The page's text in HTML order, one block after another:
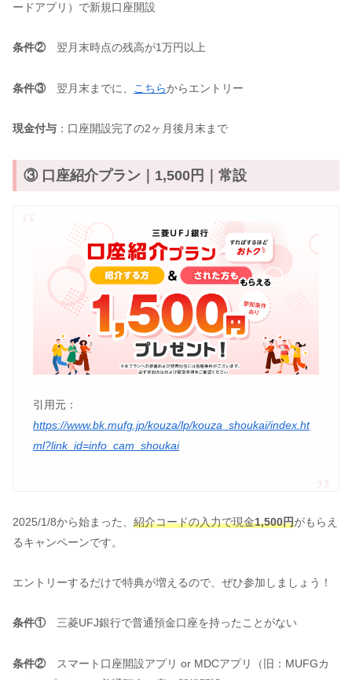
ードアプリ）で新規口座開設
条件② 翌月末時点の残高が1万円以上
条件③ 翌月末までに、 こちらからエントリー
現金付与 ：口座開設完了の2ヶ月後月末まで
③ 口座紹介プラン｜1,500円｜常設
引用元：
https://www.bk.mufg.jp/kouza/lp/kouza_shoukai/index.ht
ml?link_id=info_cam_shoukai
2025/1/8から始まった、 紹介コードの入力で現金1,500円がもらえ
るキャンペーンです。
エントリーするだけで特典が増えるので、ぜひ参加しましょう！
条件① 三菱UFJ銀行で普通預金口座を持ったことがない
条件② スマート口座開設アプリ or MDCアプリ（旧：MUFGカ